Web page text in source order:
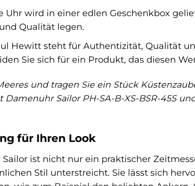
Uhr wird in einer edlen Geschenkbox
Qualität legen.
Hewitt steht für Authentizität, Qualität
Sie sich für ein Produkt, das diesen
und tragen Sie ein Stück
Sailor PH-SA-B-XS-BSR-45S
für Ihren Look
ist nicht nur ein praktischer
Stil unterstreicht. Sie lässt sich